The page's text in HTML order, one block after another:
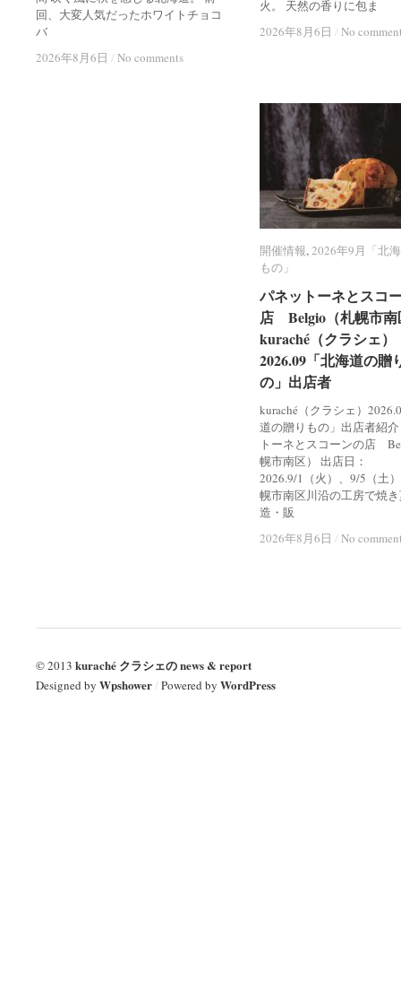
火。 天然の香りに包ま
2026年8月6日 / No
2026年8月6日 / No
回、大変人気だったホワイトチョコ
バ
2026年8月6日 / No comments
2026年8月6日 / No comments
開催情報,2026年9月「北
もの」
パネットーネとスコ
店 Belgio（札幌市南
kuraché（クラシェ）
2026.09「北海道の贈
の」出店者
kuraché（クラシェ）
道の贈りもの」出店者紹
トーネとスコーンの店
幌市南区） 出店日：
2026.9/1（火）、9/5（土
幌市南区川沿の工房で焼
造・販
2026年8月6日 / No
開催情報 2026年9月「北
もの」
パネットーネとスコ
店 Belgio（札幌市南
kuraché（クラシェ）
2026.09「北海道の贈
の」出店者
2026年8月6日 / No
© 2013 kuraché クラシェの news & report
Designed by Wpshower/ Powered by WordPress